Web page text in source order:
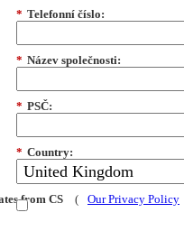
* Telefonní číslo:
* Název společnosti:
* PSČ:
* Country:
from CS ( Our Privacy Policy